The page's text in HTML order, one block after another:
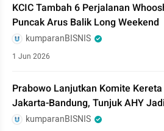
KCIC Tambah 6 Perjalanan
Puncak Arus Balik Long Weekend
kumparanBISNIS
1 Jun 2026
Prabowo Lanjutkan Komite
Jakarta-Bandung, Tunjuk AHY
kumparanBISNIS